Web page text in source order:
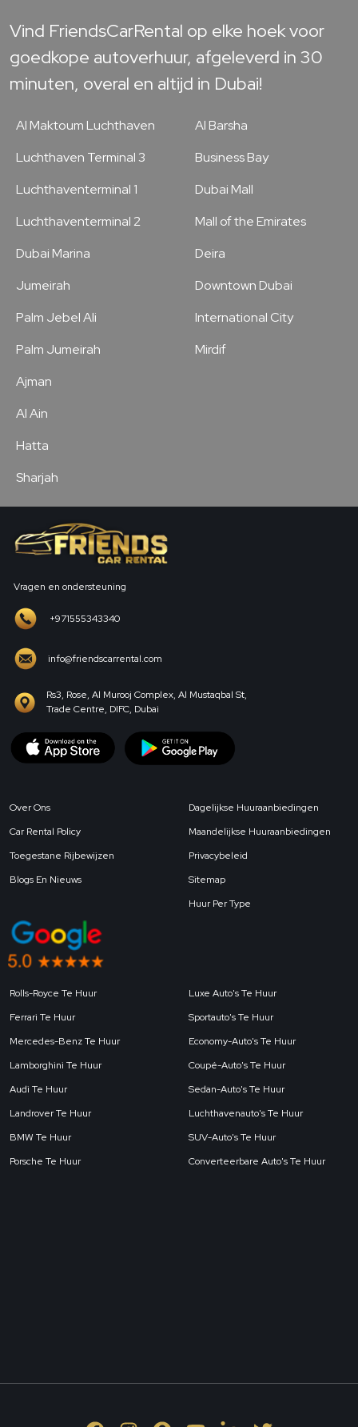
Vind FriendsCarRental op elke hoek voor
goedkope autoverhuur, afgeleverd in 30
minuten, overal en altijd in Dubai!
Al Maktoum Luchthaven
Luchthaven Terminal 3
Luchthaventerminal 1
Luchthaventerminal 2
Al Barsha
Business Bay
Dubai Mall
Mall of the Emirates
Dubai Marina
Jumeirah
Palm Jebel Ali
Palm Jumeirah
Deira
Downtown Dubai
International City
Mirdif
Ajman
Al Ain
Hatta
Sharjah
Vragen en ondersteuning
+971555343340
info@friendscarrental.com
Rs3, Rose, Al Murooj Complex, Al Mustaqbal St,
Trade Centre, DIFC, Dubai
Over Ons
Car Rental Policy
Toegestane Rijbewijzen
Blogs En Nieuws
Dagelijkse Huuraanbiedingen
Maandelijkse Huuraanbiedingen
Privacybeleid
Sitemap
Huur Per Type
Rolls-Royce Te Huur
Ferrari Te Huur
Mercedes-Benz Te Huur
Lamborghini Te Huur
Audi Te Huur
Landrover Te Huur
BMW Te Huur
Porsche Te Huur
Luxe Auto's Te Huur
Sportauto's Te Huur
Economy-Auto's Te Huur
Coupé-Auto's Te Huur
Sedan-Auto's Te Huur
Luchthavenauto's Te Huur
SUV-Auto's Te Huur
Converteerbare Auto's Te Huur